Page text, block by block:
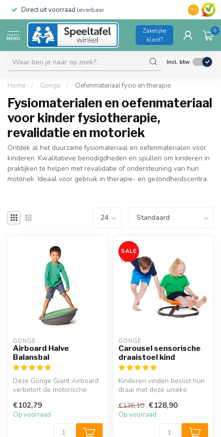
Direct uit voorraad leverbaar Duurzame
9.3
MENU
Zakelijke
klant?
0
Incl. btw
Home / Gonge / Oefenmateriaal fysio en therapie
Fysiomaterialen en oefenmateriaal
voor kinder fysiotherapie,
revalidatie en motoriek
Ontdek al het duurzame fysiomateriaal en oefenmaterialen voor
kinderen. Kwalitatieve benodigdheden en spullen om kinderen in
praktijken te helpen met revalidatie of ondersteuning van hun
motoriek. Ideaal voor gebruik in therapie- en gezondheidscentra.
GONGE
Airboard Halve
Balansbal
Deze Gonge Giant Airboard
verbetert de motorische
De ...
€102,79
Op voorraad
SALE
GONGE
Carousel sensorische
draaistoel kind
Kinderen vinden beslist hun
draai met deze unieke
ing...
€136,10 €128,90
Op voorraad